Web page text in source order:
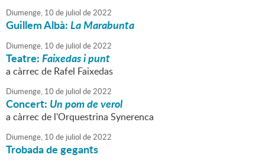
Diumenge, 10 de juliol de2022
Guillem Albà:La Marabunta
Diumenge, 10 de juliol de2022
Teatre:Faixedas i punt
a càrrec de Rafel Faixedas
Diumenge, 10 de juliol de2022
Concert: Un pom de verol
a càrrec de l'Orquestrina Synerenca
Diumenge, 10 de juliol de2022
Trobada de gegants